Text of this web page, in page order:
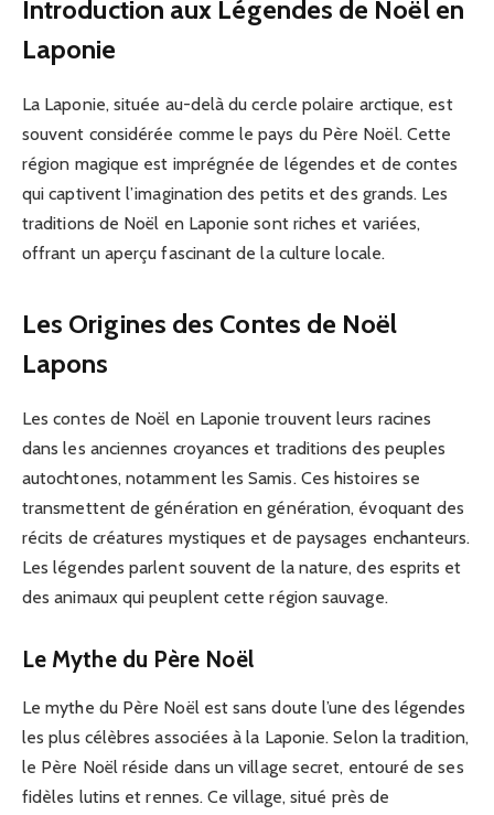
Introduction aux Légendes de Noël en
Laponie
La Laponie, située au-delà du cercle polaire arctique, est
souvent considérée comme le pays du Père Noël. Cette
région magique est imprégnée de légendes et de contes
qui captivent l’imagination des petits et des grands. Les
traditions de Noël en Laponie sont riches et variées,
offrant un aperçu fascinant de la culture locale.
Les Origines des Contes de Noël
Lapons
Les contes de Noël en Laponie trouvent leurs racines
dans les anciennes croyances et traditions des peuples
autochtones, notamment les Samis. Ces histoires se
transmettent de génération en génération, évoquant des
récits de créatures mystiques et de paysages enchanteurs.
Les légendes parlent souvent de la nature, des esprits et
des animaux qui peuplent cette région sauvage.
Le Mythe du Père Noël
Le mythe du Père Noël est sans doute l’une des légendes
les plus célèbres associées à la Laponie. Selon la tradition,
le Père Noël réside dans un village secret, entouré de ses
fidèles lutins et rennes. Ce village, situé près de